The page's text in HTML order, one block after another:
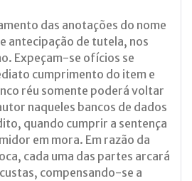
das anotações do nome
antecipação de tutela, nos
Expeçam-se ofícios se
cumprimento do item e
réu somente poderá voltar
naqueles bancos de dados
quando cumprir a sentença
em mora. Em razão da
cada uma das partes arcará
compensando-se a